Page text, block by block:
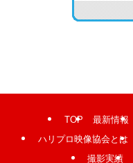
TOP 最新情報
ハリプロ映像協会とは
撮影実績